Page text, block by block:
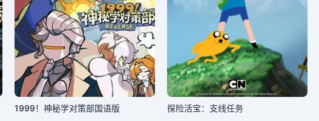
1999！神秘学对策部国语版 探险活宝：支线任务